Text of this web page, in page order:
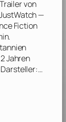
von
—
Fiction
Jahren
Darsteller:…